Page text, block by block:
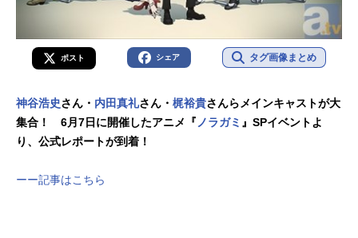
ポスト シェア タグ画像まとめ
神谷浩史さん・ 内田真礼さん・ 梶裕貴さんらメインキャストが大
集合！ 6月7日に開催したアニメ『 ノラガミ 』SPイベントよ
り、公式レポートが到着！
ーー記事はこちら